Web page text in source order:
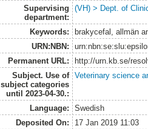
Supervising
department:
(VH) > Dept. of
Keywords:
brakycefal, allmän
URN:NBN:
Permanent URL:
http://urn.kb.se/
Subject. Use of
subject categories
until 2023-04-30.:
Veterinary science
Language:
Swedish
Deposited On:
17 Jan 2019 11:03